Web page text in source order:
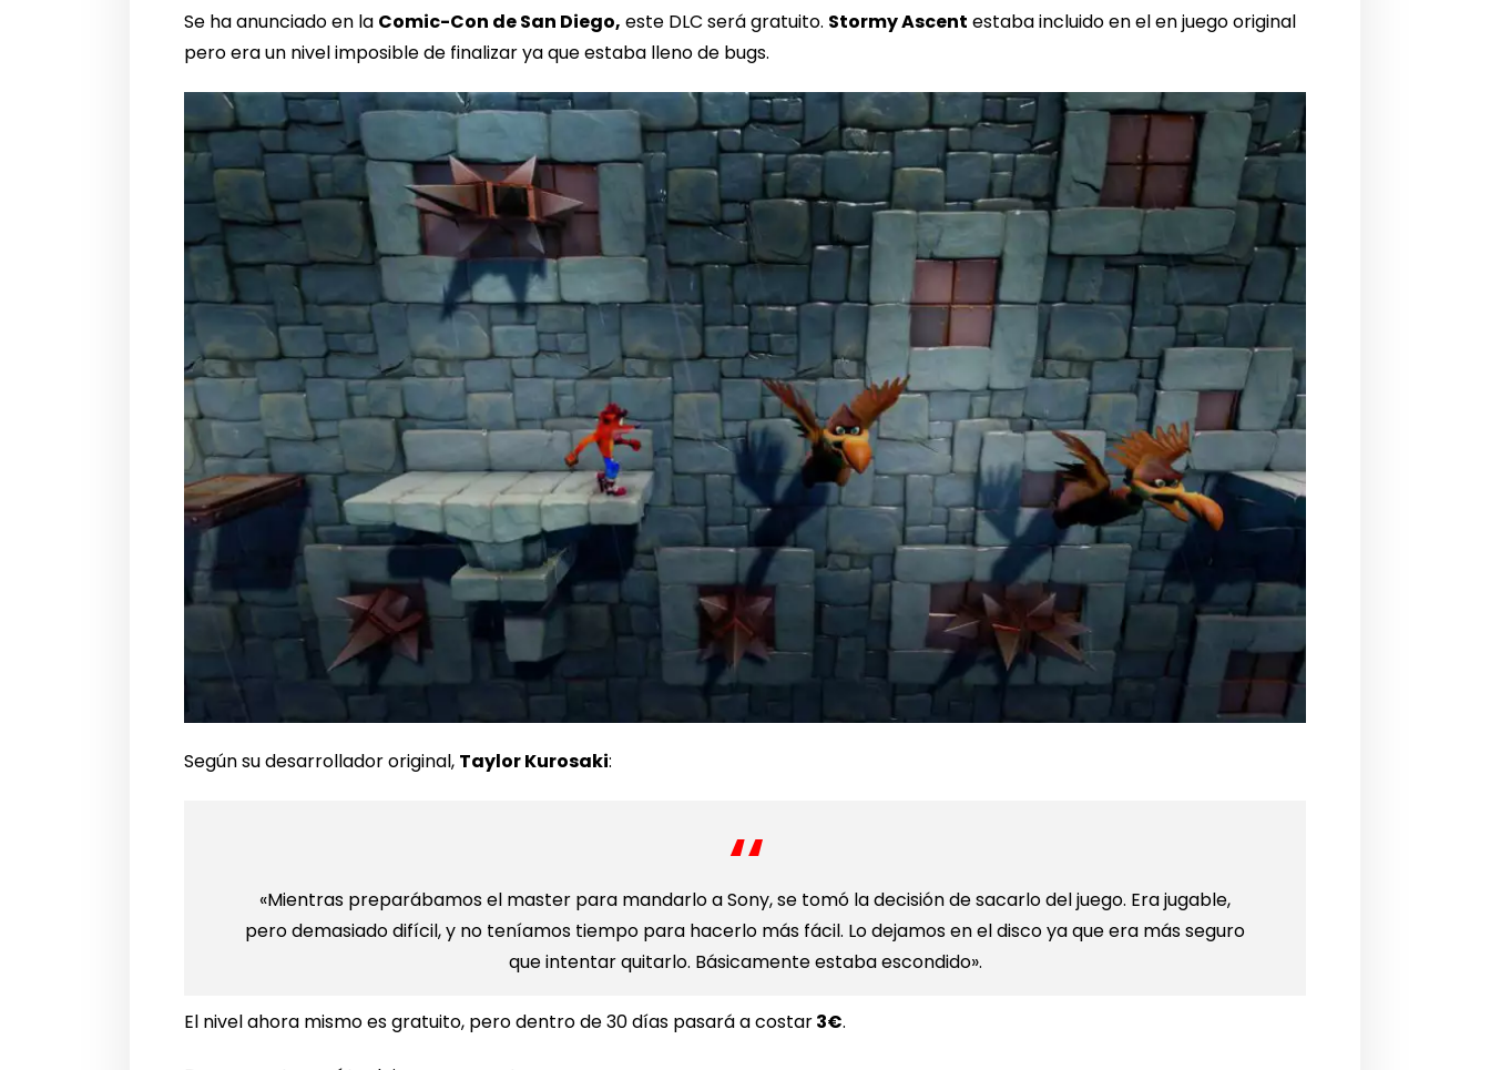
Se ha anunciado en la Comic-Con de San Diego, este DLC será gratuito. Stormy Ascent estaba incluido en el en juego original
pero era un nivel imposible de finalizar ya que estaba lleno de bugs.
Según su desarrollador original, Taylor Kurosaki:
«Mientras preparábamos el master para mandarlo a Sony, se tomó la decisión de sacarlo del juego. Era jugable,
pero demasiado difícil, y no teníamos tiempo para hacerlo más fácil. Lo dejamos en el disco ya que era más seguro
que intentar quitarlo. Básicamente estaba escondido».
El nivel ahora mismo es gratuito, pero dentro de 30 días pasará a costar3€.